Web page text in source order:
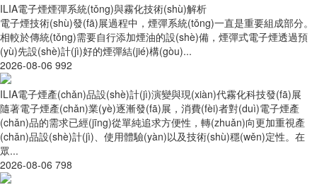
ILIA電子煙煙彈系統(tǒng)與霧化技術(shù)解析
電子煙技術(shù)發(fā)展過程中，煙彈系統(tǒng)一直是重要組成部分。
相較於傳統(tǒng)需要自行添加煙油的設(shè)備，煙彈式電子煙透過預
(yù)先設(shè)計(jì)好的煙彈結(jié)構(gòu)...
2026-08-06 992
ILIA電子煙產(chǎn)品設(shè)計(jì)演變與現(xiàn)代霧化科技發(fā)展
隨著電子煙產(chǎn)業(yè)逐漸發(fā)展，消費(fèi)者對(duì)電子煙產
(chǎn)品的需求已經(jīng)從單純追求方便性，轉(zhuǎn)向更加重視產
(chǎn)品設(shè)計(jì)、使用體驗(yàn)以及技術(shù)穩(wěn)定性。在
眾...
2026-08-06 798